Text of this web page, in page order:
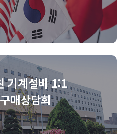
기계설비 1:1
구매상담회